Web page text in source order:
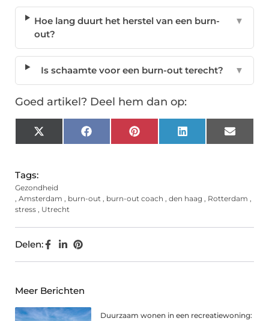
Hoe lang duurt het herstel van een burn-
out?
▼
Is schaamte voor een burn-out terecht? ▼
Goed artikel? Deel hem dan op:
X
(Twitter)
FacebookPinterest LinkedIn Email
Tags:
Gezondheid
, Amsterdam , burn-out , burn-out coach , den haag , Rotterdam ,
stress , Utrecht
Delen:
Meer Berichten
Duurzaam wonen in een recreatiewoning: